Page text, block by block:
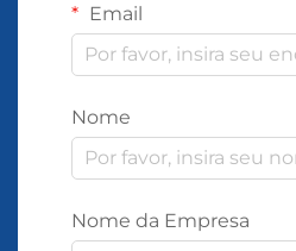
Email
Nome
Nome da Empresa